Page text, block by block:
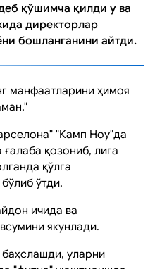
қўшимча қилди у ва
директорлар
бошланганини айтди.
манфаатларини ҳимоя
"Камп Ноу"да
қозониб, лига
қўлга
ўтди.
ичида ва
якунлади.
уларни